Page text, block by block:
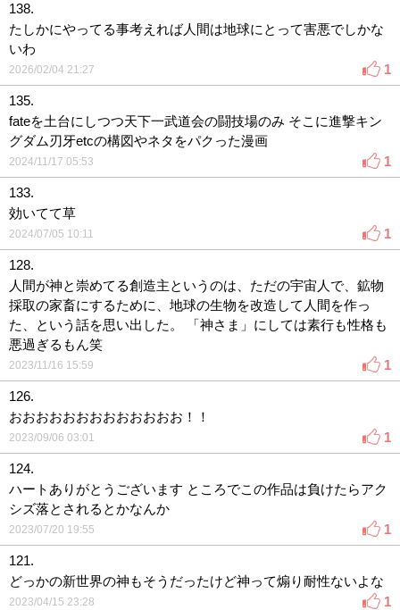
138.
たしかにやってる事考えれば人間は地球にとって害悪でしかな
いわ
2026/02/04 21:27 1
135.
fateを土台にしつつ天下一武道会の闘技場のみ そこに進撃キン
グダム刃牙etcの構図やネタをパクった漫画
2024/11/17 05:53 1
133.
効いてて草
2024/07/05 10:11 1
128.
人間が神と崇めてる創造主というのは、ただの宇宙人で、鉱物
採取の家畜にするために、地球の生物を改造して人間を作っ
た、という話を思い出した。 「神さま」にしては素行も性格も
悪過ぎるもん笑
2023/11/16 15:59 1
126.
おおおおおおおおおおおおお！！
2023/09/06 03:01 1
124.
ハートありがとうございます ところでこの作品は負けたらアク
シズ落とされるとかなんか
2023/07/20 19:55 1
121.
どっかの新世界の神もそうだったけど神って煽り耐性ないよな
2023/04/15 23:28 1